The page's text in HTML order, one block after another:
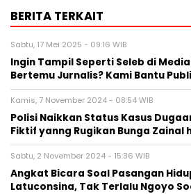
BERITA TERKAIT
Sabtu, 17 Mei 2025 - 09:16 WIB
Ingin Tampil Seperti Seleb di
Bertemu Jurnalis? Kami Bantu
Kamis, 7 November 2024 - 08:54 WIB
Polisi Naikkan Status Kasus
Fiktif yanng Rugikan Bunga Zainal
Sabtu, 2 November 2024 - 15:36 WIB